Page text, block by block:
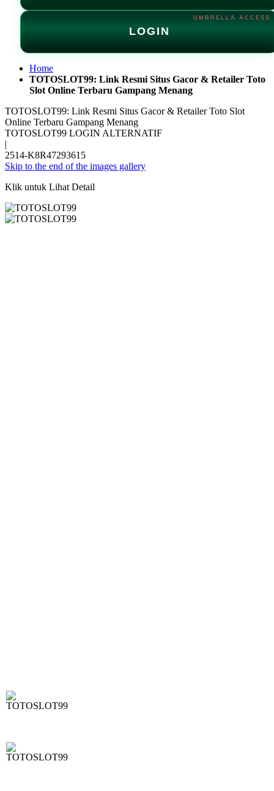
LOGIN
Home
TOTOSLOT99: Link Resmi Situs Gacor & Retailer Toto
Slot Online Terbaru Gampang Menang
TOTOSLOT99: Link Resmi Situs Gacor & Retailer Toto Slot
Online Terbaru Gampang Menang
TOTOSLOT99 LOGIN ALTERNATIF
|
2514-K8R47293615
Skip to the end of the images gallery
Klik untuk Lihat Detail